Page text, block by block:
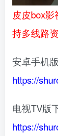
皮皮box
持多线路
安卓手机
https://
电视TV版
https://